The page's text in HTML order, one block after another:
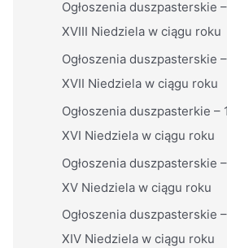
n
n
a
c
h
:
Ogłoszenia duszpasterskie
XVIII Niedziela w ciągu roku
Ogłoszenia duszpasterskie
XVII Niedziela w ciągu roku
Ogłoszenia duszpasterkie –
XVI Niedziela w ciągu roku
Ogłoszenia duszpasterskie
XV Niedziela w ciągu roku
Ogłoszenia duszpasterskie
XIV Niedziela w ciągu roku